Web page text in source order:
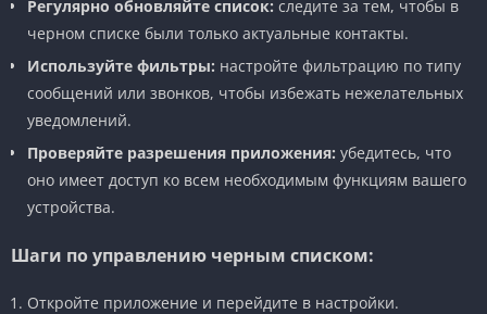
Регулярно обновляйте список: следите за тем, чтобы в
черном списке были только актуальные контакты.
Используйте фильтры: настройте фильтрацию по типу
сообщений или звонков, чтобы избежать нежелательных
уведомлений.
Проверяйте разрешения приложения: убедитесь, что
оно имеет доступ ко всем необходимым функциям вашего
устройства.
Шаги по управлению черным списком:
Откройте приложение и перейдите в настройки.